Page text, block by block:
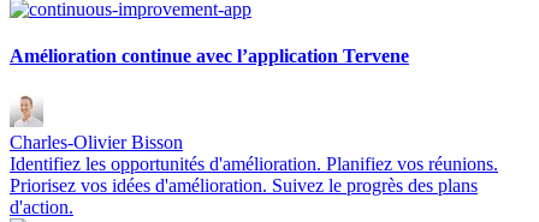
Amélioration continue avec l’application Tervene
Charles-Olivier Bisson
Identifiez les opportunités d'amélioration. Planifiez vos réunions.
Priorisez vos idées d'amélioration. Suivez le progrès des plans
d'action.